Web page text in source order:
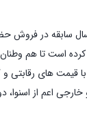
سابقه در فروش
است تا هم وطنان
قیمت های رقابتی و
اعم از اسنوا،